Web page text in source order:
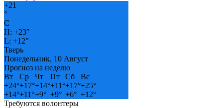
+21
°
C
H: +23°
L: +12°
Тверь
Понедельник, 10 Август
Прогноз на неделю
Вт
Ср Чт Пт Сб
Вс
+24°+17°+14°+11°+17°+25°
+14°+11°+9° +9° +6° +12°
Требуются волонтеры